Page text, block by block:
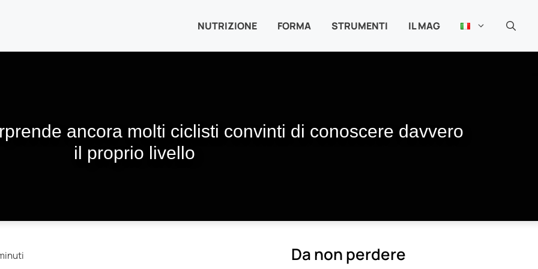
NUTRIZIONE FORMA STRUMENTI IL MAG
ancora molti ciclisti convinti di conoscere davvero
il proprio livello
Da non perdere